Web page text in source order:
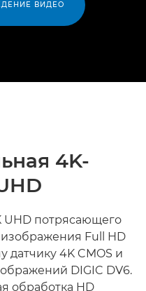
ВИДЕО
4K-
UHD потрясающего
Full HD
датчику 4K CMOS и
DIGIC DV6.
обработка HD